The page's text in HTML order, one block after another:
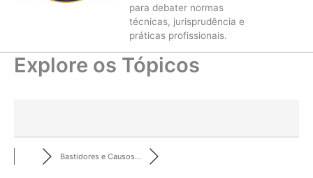
para debater normas
técnicas, jurisprudência e
práticas profissionais.
Explore os Tópicos
Bastidores e Causos...